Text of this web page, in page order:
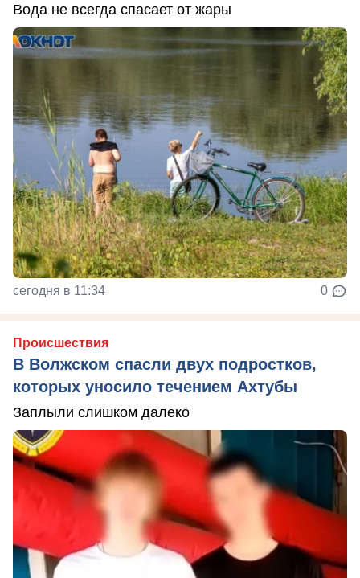
Вода не всегда спасает от жары
сегодня в 11:34 0
Происшествия
В Волжском спасли двух подростков,
которых уносило течением Ахтубы
Заплыли слишком далеко